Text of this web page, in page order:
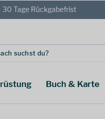
30 Tage Rückgabefrist
Buch & Karte